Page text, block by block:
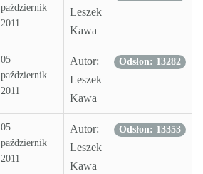
październik
2011
Leszek
Kawa
05
październik
2011
Autor:
Leszek
Kawa
Odsłon: 13282
05
październik
2011
Autor:
Leszek
Kawa
Odsłon: 13353